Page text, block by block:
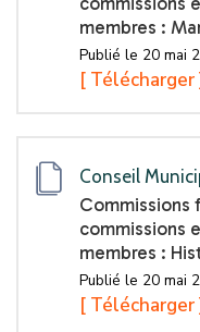
membres :
Publié le 20 mai
[ Télécharger
Conseil
Commissions
commissions
membres :
Publié le 20 mai
[ Télécharger